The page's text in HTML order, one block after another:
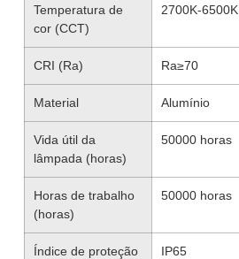
Temperatura de
cor (CCT)
2700K-6500K
CRI (Ra) Ra≥70
Material Alumínio
Vida útil da
lâmpada (horas)
50000 horas
Horas de trabalho
(horas)
50000 horas
Índice de proteção
IP65